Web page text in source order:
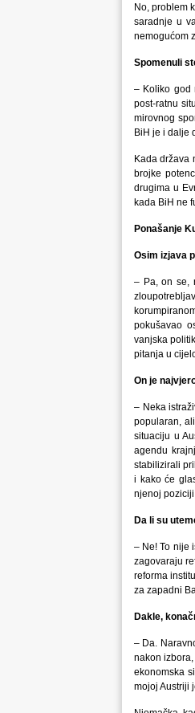
No, problem
saradnje u
nemogućom
Spomenuli
– Koliko god
post-ratnu
mirovnog
BiH je i dalje
Kada država
brojke
drugima u
kada BiH ne
Ponašanje
Osim izjava
– Pa, on se,
pokušavao
vanjska
pitanja u
On je
– Neka
popularan,
situaciju u
agendu
stabilizirali
i kako će
njenoj
Da li su
– Ne! To nije
zagovaraju
reforma
za zapadni
Dakle,
– Da.
nakon
ekonomska
mojoj Austriji